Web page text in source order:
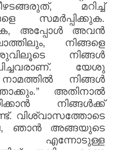
മറിച്ച്
സമർപ്പിക്കുക.
അപ്പോൾ അവൻ
നിങ്ങളെ
നിങ്ങൾ
യേശു
നിങ്ങൾ
അതിനാൽ
നിങ്ങൾക്ക്
വിശ്വാസത്തോടെ
ഞാൻ അങ്ങയുടെ
എന്നോടുള്ള